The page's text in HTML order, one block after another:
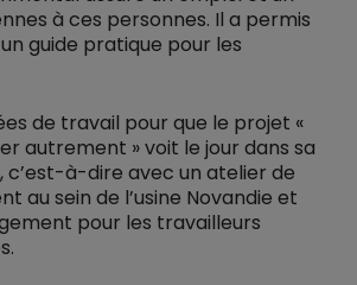
à ces personnes. Il a permis
guide pratique pour les
de travail pour que le projet «
autrement » voit le jour dans sa
à-dire avec un atelier de
au sein de l’usine Novandie et
pour les travailleurs